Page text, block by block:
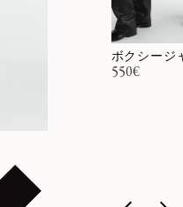
ボクシージ
通常価格
550€